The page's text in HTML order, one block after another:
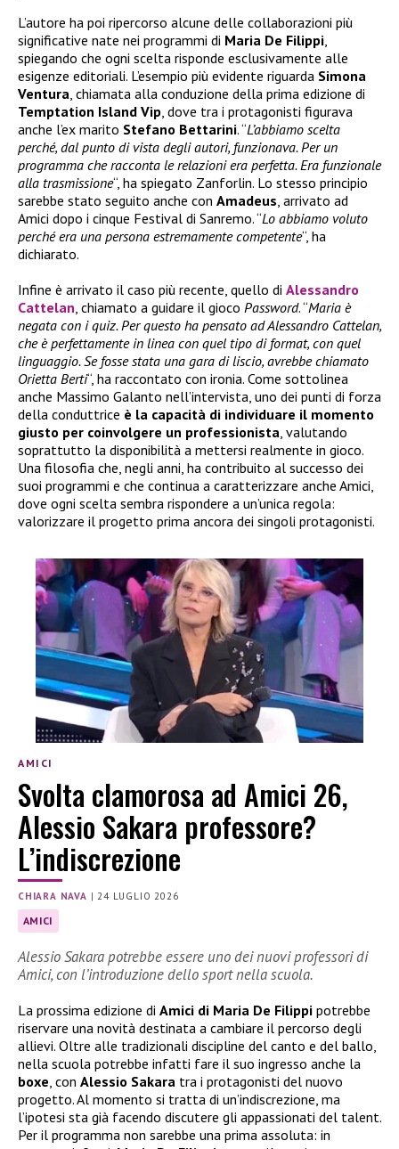
L’autore ha poi ripercorso alcune delle collaborazioni più
significative nate nei programmi di Maria De Filippi
spiegando che ogni scelta risponde esclusivamente alle
esigenze editoriali. L’esempio più evidente riguarda Simona
Ventura , chiamata alla conduzione della prima edizione di
Temptation Island Vip , dove tra i protagonisti figurava
anche l’ex marito Stefano Bettarini. “L’abbiamo scelta
perché, dal punto di vista degli autori, funzionava. Per un
programma che racconta le relazioni era perfetta. Era funzionale
alla trasmissione“, ha spiegato Zanforlin. Lo stesso principio
sarebbe stato seguito anche con Amadeus , arrivato ad
Amici dopo i cinque Festival di Sanremo. “Lo abbiamo voluto
perché era una persona estremamente competente“, ha
dichiarato.
Infine è arrivato il caso più recente, quello di Alessandro
Cattelan , chiamato a guidare il gioco Password. “Maria è
negata con i quiz. Per questo ha pensato ad Alessandro Cattelan,
che è perfettamente in linea con quel tipo di format, con quel
linguaggio. Se fosse stata una gara di liscio, avrebbe chiamato
Orietta Berti“, ha raccontato con ironia. Come sottolinea
anche Massimo Galanto nell’intervista, uno dei punti di forza
della conduttrice è la capacità di individuare il momento
giusto per coinvolgere un professionista , valutando
soprattutto la disponibilità a mettersi realmente in gioco.
Una filosofia che, negli anni, ha contribuito al successo dei
suoi programmi e che continua a caratterizzare anche Amici,
dove ogni scelta sembra rispondere a un’unica regola:
valorizzare il progetto prima ancora dei singoli protagonisti.
AMICI
Svolta clamorosa ad Amici 26,
Alessio Sakara professore?
L’indiscrezione
CHIARA NAVA |24 LUGLIO 2026
AMICI
Alessio Sakara potrebbe essere uno dei nuovi professori di
Amici, con l’introduzione dello sport nella scuola.
La prossima edizione di Amici di Maria De Filippi potrebbe
riservare una novità destinata a cambiare il percorso degli
allievi. Oltre alle tradizionali discipline del canto e del ballo,
nella scuola potrebbe infatti fare il suo ingresso anche la
boxe , con Alessio Sakara tra i protagonisti del nuovo
progetto. Al momento si tratta di un’indiscrezione, ma
l’ipotesi sta già facendo discutere gli appassionati del talent.
Per il programma non sarebbe una prima assoluta: in